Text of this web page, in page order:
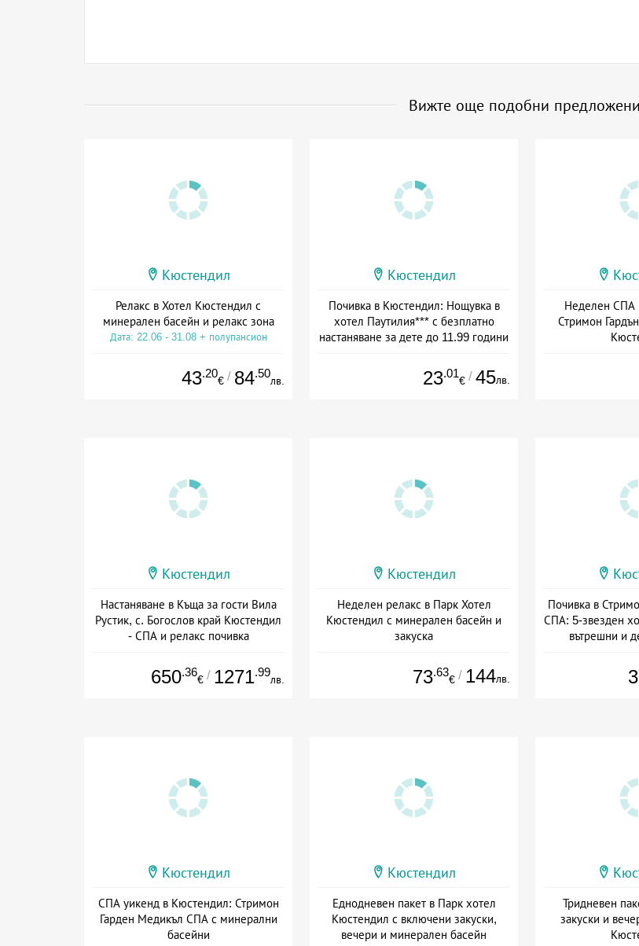
Вижте още подобни
Кюстендил
Релакс в Хотел Кюстендил с
минерален басейн и релакс зона
Дата: 22.06 - 31.08 + полупансион
43.20
€ / 84.50
лв.
Кюстендил
Почивка в Кюстендил: Нощувка в
хотел Паутилия*** с безплатно
настаняване за дете до 11.99 години
23.01
€ / 45лв.
Неделен СПА
Стримон
Кюстендил
Настаняване в Къща за гости Вила
Рустик, с. Богослов край Кюстендил
- СПА и релакс почивка
650.36
€ / 1271.99
лв.
Кюстендил
Неделен релакс в Парк Хотел
Кюстендил с минерален басейн и
закуска
73.63
€ / 144лв.
Почивка в
СПА: 5-звезден
вътрешни и
Кюстендил
СПА уикенд в Кюстендил: Стримон
Гарден Медикъл СПА с минерални
басейни
Кюстендил
Еднодневен пакет в Парк хотел
Кюстендил с включени закуски,
вечери и минерален басейн
Тридневен
закуски и